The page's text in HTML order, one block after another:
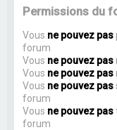
Permissions du
Vous ne pouvez pas
forum
Vous ne pouvez pas
Vous ne pouvez pas
Vous ne pouvez pas
forum
Vous ne pouvez pas
forum